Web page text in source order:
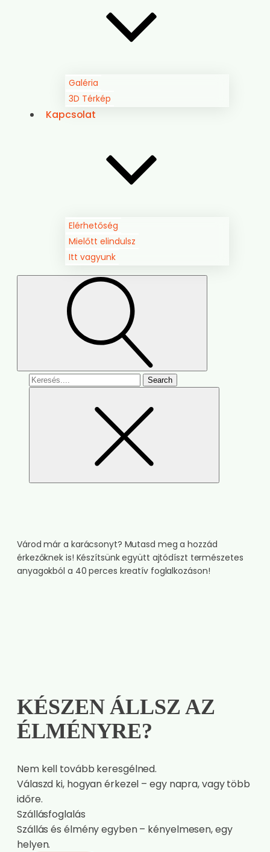
Galéria
3D Térkép
Kapcsolat
Elérhetőség
Mielőtt elindulsz
Itt vagyunk
Search
Várod már a karácsonyt? Mutasd meg a hozzád
érkezőknek is! Készítsünk együtt ajtódíszt természetes
anyagokból a 40 perces kreatív foglalkozáson!
KÉSZEN ÁLLSZ AZ
ÉLMÉNYRE?
Nem kell tovább keresgélned.
Válaszd ki, hogyan érkezel – egy napra, vagy több
időre.
Szállásfoglalás
Szállás és élmény egyben – kényelmesen, egy
helyen.